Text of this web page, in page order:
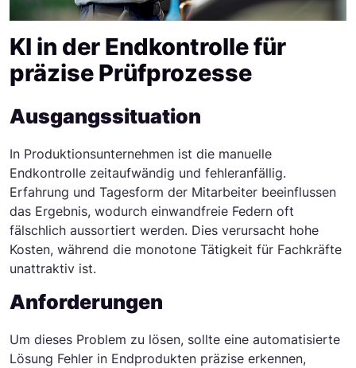
KI in der Endkontrolle für
präzise Prüfprozesse
Ausgangssituation
In Produktionsunternehmen ist die manuelle
Endkontrolle zeitaufwändig und fehleranfällig.
Erfahrung und Tagesform der Mitarbeiter beeinflussen
das Ergebnis, wodurch einwandfreie Federn oft
fälschlich aussortiert werden. Dies verursacht hohe
Kosten, während die monotone Tätigkeit für Fachkräfte
unattraktiv ist.
Anforderungen
Um dieses Problem zu lösen, sollte eine automatisierte
Lösung Fehler in Endprodukten präzise erkennen,